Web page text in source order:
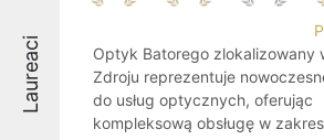
Laureaci
Optyk Batorego zlokalizowany
Zdroju reprezentuje
do usług optycznych, oferując
kompleksową obsługę w